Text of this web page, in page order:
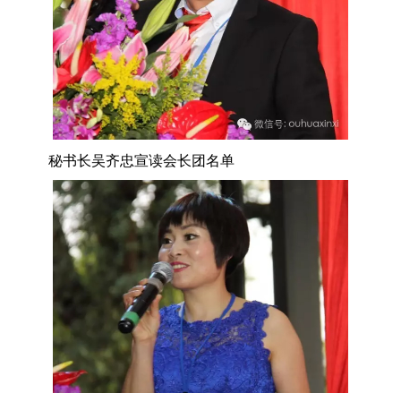
秘书长吴齐忠宣读会长团名单